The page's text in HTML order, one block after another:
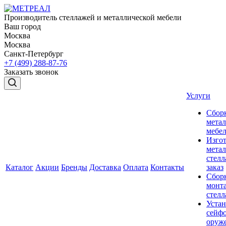
Производитель стеллажей и металлической мебели
Ваш город
Москва
Москва
Санкт-Петербург
+7 (499) 288-87-76
Заказать звонок
Каталог Акции Бренды Доставка Оплата Контакты
Услуги
заказ